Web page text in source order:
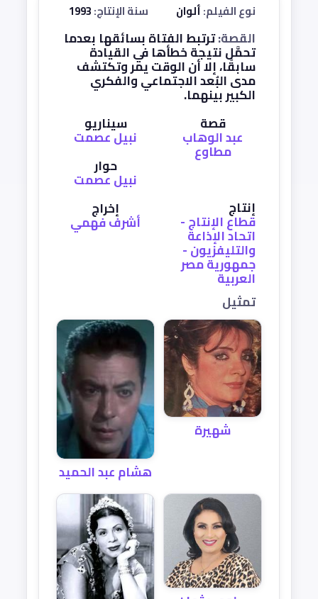
نوع الفيلم:ألوان سنة الإنتاج:
القصة:ترتبط الفتاة بسائقها بعدما
تحمَّل نتيجة خطأها في القيادة
سابقًا، إلا أن الوقت يمر وتكتشف
مدى البُعد الاجتماعي والفكري
الكبير بينهما.
قصة
عبد الوهاب
مطاوع
سيناريو
نبيل عصمت
حوار
نبيل عصمت
إنتاج
قطاع الإنتاج -
اتحاد الإذاعة
والتليفزيون -
جمهورية مصر
العربية
إخراج
أشرف فهمي
تمثيل
شهيرة
هشام عبد الحميد